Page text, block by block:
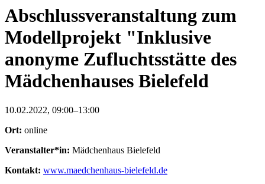
Abschlussveranstaltung zum
Modellprojekt "Inklusive
anonyme Zufluchtsstätte des
Mädchenhauses Bielefeld
10.02.2022, 09:00–13:00
Ort: online
Veranstalter*in: Mädchenhaus Bielefeld
Kontakt: www.maedchenhaus-bielefeld.de